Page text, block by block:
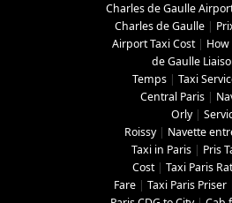
Charles de Gaulle
Charles de Gaulle |
Airport Taxi Cost|
de Gaulle
Temps | Taxi
Central Paris |
Orly|
Roissy| Navette
Taxi in Paris | Pris
Cost| Taxi Paris
Fare | Taxi Paris Priser